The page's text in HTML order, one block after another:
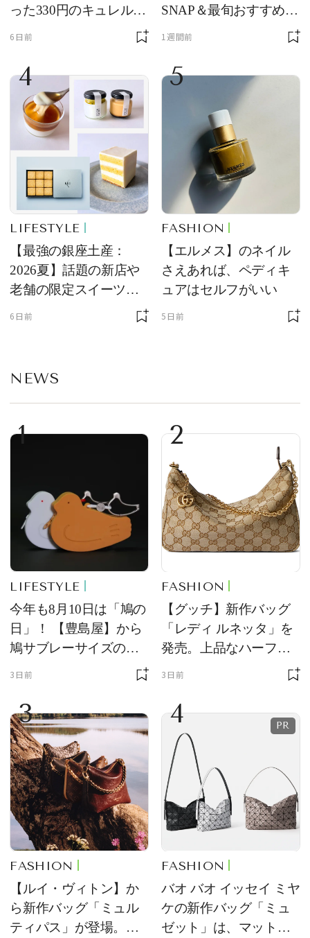
った330円のキュレル名
6日前
SNAP＆最旬おすすめサ
1週間前
4
LIFESTYLE
【最強の銀座土産：
2026夏】話題の新店や
老舗の限定スイーツを
ゲット【＃SPURおやつ
6日前
5
FASHION
【エルメス】のネイル
さえあれば、ペディキ
ュアはセルフがいい
5日前
NEWS
1
LIFESTYLE
今年も8月10日は「鳩の
日」！ 【豊島屋】から
鳩サブレーサイズのポ
ーチ「はとっこ」を限
3日前
2
FASHION
【グッチ】新作バッグ
「レディ ルネッタ」を
発売。上品なハーフム
ーン型がスタイリング
3日前
3
FASHION
【ルイ・ヴィトン】か
ら新作バッグ「ミュル
ティパス」が登場。ミ
4
FASHION
バオ バオ イッセイ ミヤ
ケの新作バッグ「ミュ
ゼット」は、マットな